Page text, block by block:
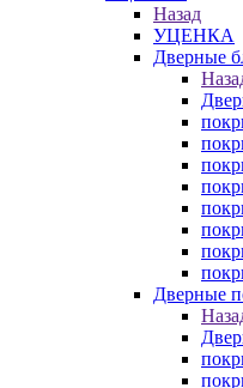
Назад
УЦЕНКА
Дверные
Дверные